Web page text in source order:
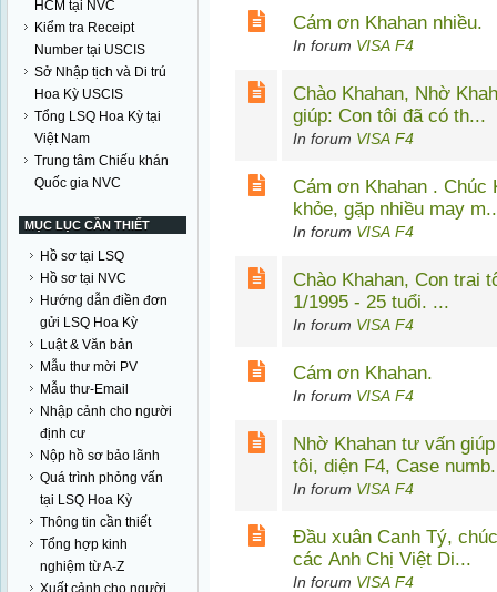
HCM tại NVC
Kiểm tra Receipt
Number tại USCIS
Sở Nhập tịch và Di trú
Hoa Kỳ USCIS
Tổng LSQ Hoa Kỳ tại
Việt Nam
Trung tâm Chiếu khán
Quốc gia NVC
MỤC LỤC CẦN THIẾT
Hồ sơ tại LSQ
Hồ sơ tại NVC
Hướng dẫn điền đơn
gửi LSQ Hoa Kỳ
Luật & Văn bản
Mẫu thư mời PV
Mẫu thư-Email
Nhập cảnh cho người
định cư
Nộp hồ sơ bảo lãnh
Quá trình phỏng vấn
tại LSQ Hoa Kỳ
Thông tin cần thiết
Tổng hợp kinh
nghiệm từ A-Z
Xuất cảnh cho người
Cám ơn Khahan nhiều.
In forum VISA F4
Chào Khahan, Nhờ Khahan tư vấn
giúp: Con tôi đã có th...
In forum VISA F4
Cám ơn Khahan . Chúc
khỏe, gặp nhiều may
In forum VISA F4
Chào Khahan, Con trai tôi sanh tháng
1/1995 - 25 tuổi. ...
In forum VISA F4
Cám ơn Khahan.
In forum VISA F4
Nhờ Khahan tư vấn
tôi, diện F4, Case
In forum VISA F4
Đầu xuân Canh Tý, chúc Khahan và
các Anh Chị Việt Di...
In forum VISA F4